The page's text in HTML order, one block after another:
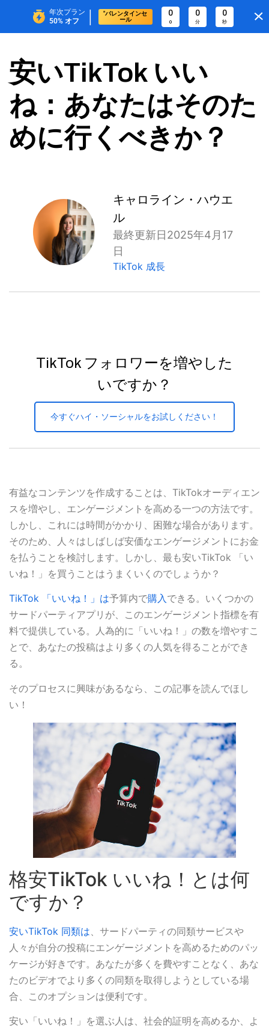
年次プラン
50% オフ |
"バレンタインセ
ール
0
0
0
分
0
秒
安いTikTok いい
ね：あなたはそのた
めに行くべきか？
キャロライン・ハウエ
ル
最終更新日2025年4月17
日
TikTok 成長
TikTok フォロワーを増やした
いですか？
今すぐハイ・ソーシャルをお試しください！
有益なコンテンツを作成することは、TikTokオーディエン
スを増やし、エンゲージメントを高める一つの方法です。
しかし、これには時間がかかり、困難な場合があります。
そのため、人々はしばしば安価なエンゲージメントにお金
を払うことを検討します。しかし、最も安いTikTok 「い
いね！」を買うことはうまくいくのでしょうか？
TikTok 「いいね！」は予算内で購入できる。いくつかの
サードパーティアプリが、このエンゲージメント指標を有
料で提供している。人為的に「いいね！」の数を増やすこ
とで、あなたの投稿はより多くの人気を得ることができ
る。
そのプロセスに興味があるなら、この記事を読んでほし
い！
格安TikTok いいね！とは何
ですか？
安いTikTok 同類は 、サードパーティの同類サービスや
人々が自分の投稿にエンゲージメントを高めるためのパッ
ケージが好きです。あなたが多くを費やすことなく、あな
たのビデオでより多くの同類を取得しようとしている場
合、このオプションは便利です。
安い「いいね！」を選ぶ人は、社会的証明を高めるか、よ